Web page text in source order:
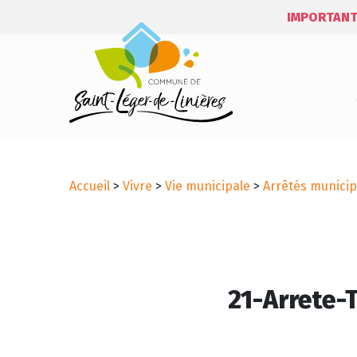
Accueil > Vivre > Vie municipale > Arrêtés
21-Arrete-